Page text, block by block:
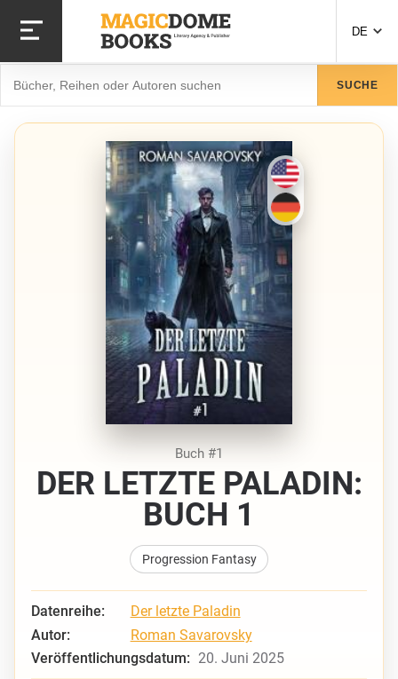
zum
Inhalt
DE
SUCHE
Buch #1
DER LETZTE PALADIN:
BUCH 1
Progression Fantasy
Datenreihe:
Der letzte Paladin
Autor:
Roman Savarovsky
Veröffentlichungsdatum: 20. Juni 2025